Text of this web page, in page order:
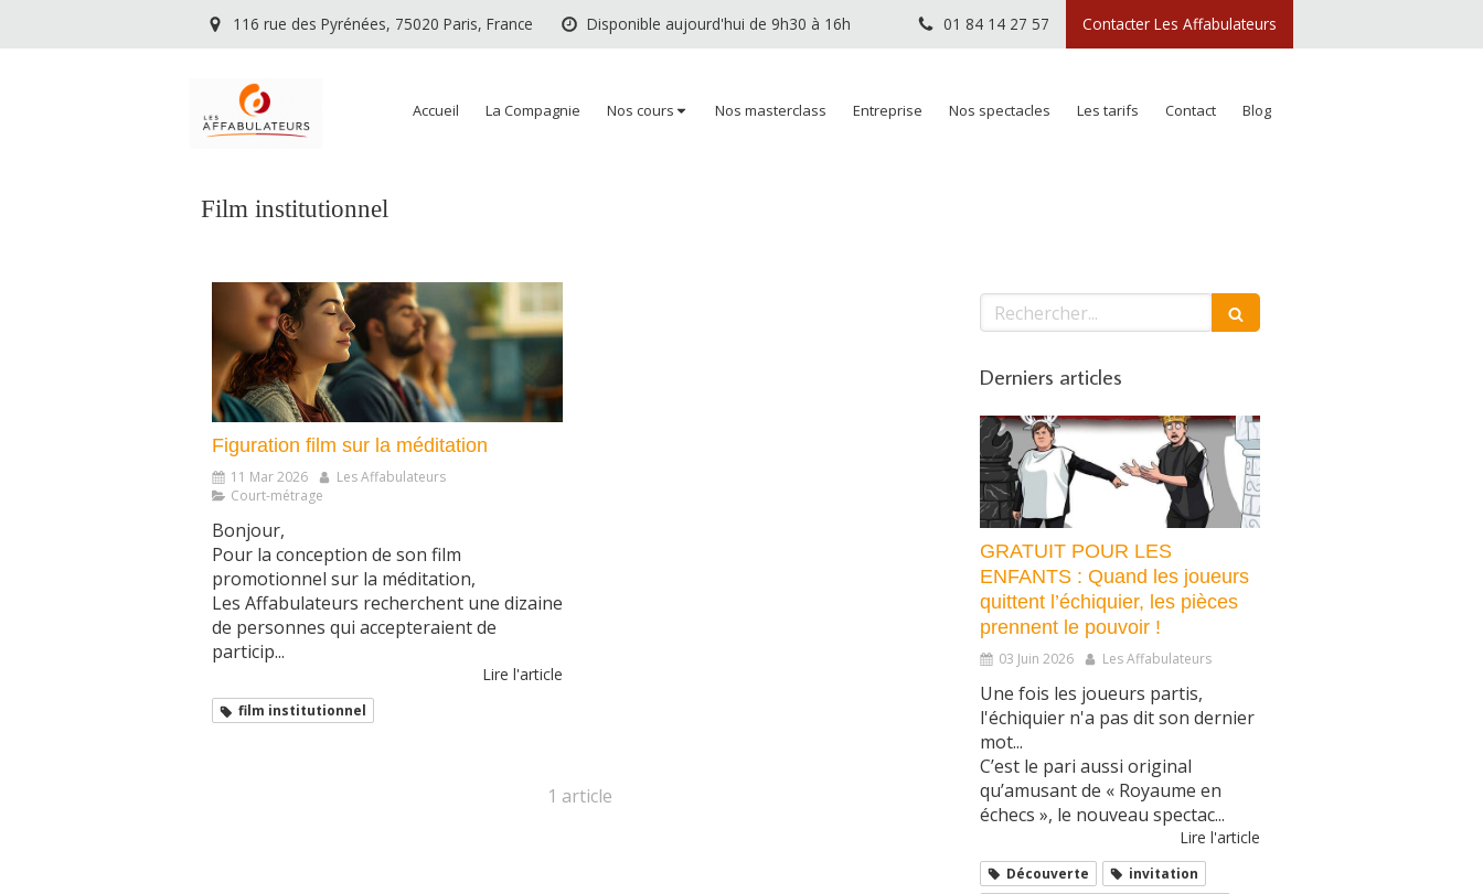
116 rue des Pyrénées, 75020 Paris, France Disponible aujourd'hui de 9h30 à 16h Contacter Les Affabulateurs
01 84 14 27 57
Accueil La Compagnie Nos cours Nos masterclass Entreprise Nos spectacles Les tarifs Contact Blog
Film institutionnel
Figuration film sur la méditation
11 Mar 2026
Les Affabulateurs
Court-métrage
Bonjour,
Pour la conception de son film
promotionnel sur la méditation,
Les Affabulateurs recherchent une dizaine
de personnes qui accepteraient de
particip...
Lire l'article
film institutionnel
1 article
Rechercher
Derniers articles
GRATUIT POUR LES
ENFANTS : Quand les joueurs
quittent l’échiquier, les pièces
prennent le pouvoir !
03 Juin 2026 Les Affabulateurs
Une fois les joueurs partis,
l'échiquier n'a pas dit son dernier
mot...
C’est le pari aussi original
qu’amusant de « Royaume en
échecs », le nouveau spectac...
Lire l'article
Découverte
invitation